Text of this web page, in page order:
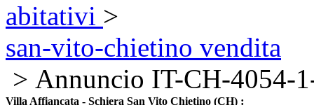
abitativi >
san-vito-chietino vendita
> Annuncio IT-CH-4054-
Villa Affiancata - Schiera San Vito Chietino (CH) :